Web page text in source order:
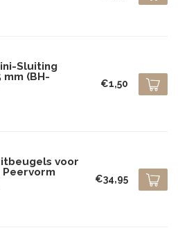
Sluiting
mm (BH-
€1,50
voor
€34,95